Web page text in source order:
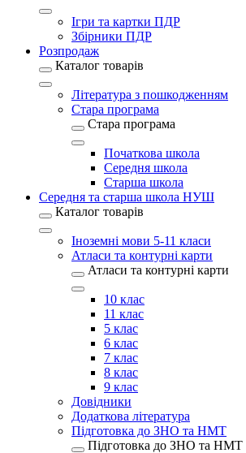
Ігри та картки ПДР
Збірники ПДР
Розпродаж
Каталог товарів
Література з пошкодженням
Стара програма
Стара програма
Початкова школа
Середня школа
Старша школа
Середня та старша школа НУШ
Каталог товарів
Іноземні мови 5-11 класи
Атласи та контурні карти
Атласи та контурні карти
10 клас
11 клас
5 клас
6 клас
7 клас
8 клас
9 клас
Довідники
Додаткова література
Підготовка до ЗНО та НМТ
Підготовка до ЗНО та НМТ